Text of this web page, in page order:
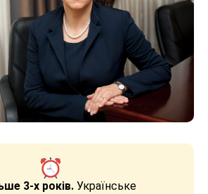
3-х років. Українське